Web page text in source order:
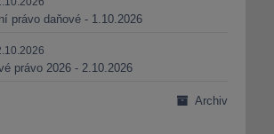
právo daňové - 1.10.2026
právo 2026 - 2.10.2026
Archiv